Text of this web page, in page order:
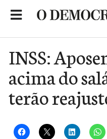
INSS:
acima do
terão